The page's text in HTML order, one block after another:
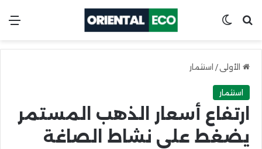
ابحث عنSwitch skin
الأولى / استثمار
استثمار
ارتفاع أسعار الذهب المستمر
يضغط على نشاط الصاغة